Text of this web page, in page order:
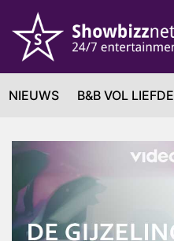
NIEUWS B&B VOL LIEFDE